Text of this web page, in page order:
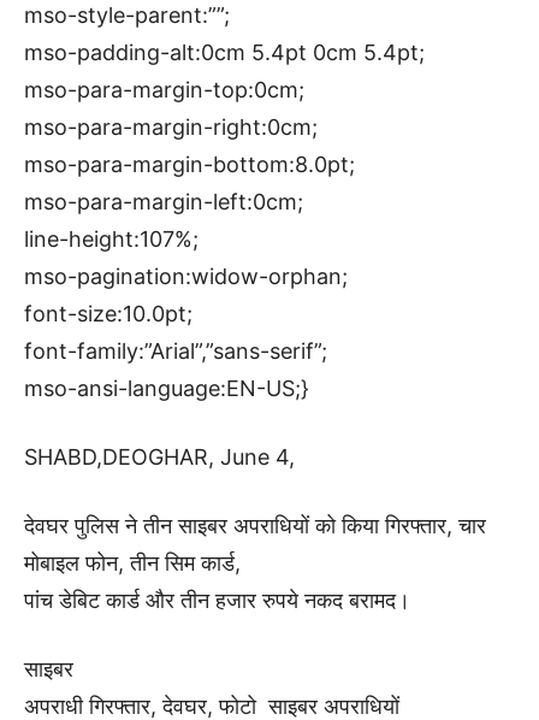
mso-style-parent:””;
mso-padding-alt:0cm 5.4pt 0cm 5.4pt;
mso-para-margin-top:0cm;
mso-para-margin-right:0cm;
mso-para-margin-bottom:8.0pt;
mso-para-margin-left:0cm;
line-height:107%;
mso-pagination:widow-orphan;
font-size:10.0pt;
font-family:”Arial”,”sans-serif”;
mso-ansi-language:EN-US;}
SHABD,DEOGHAR, June 4,
देवघर पुलिस ने तीन साइबर अपराधियों को किया गिरफ्तार, चार
मोबाइल फोन, तीन सिम कार्ड,
पांच डेबिट कार्ड और तीन हजार रुपये नकद बरामद।
साइबर
अपराधी गिरफ्तार, देवघर, फोटो साइबर अपराधियों